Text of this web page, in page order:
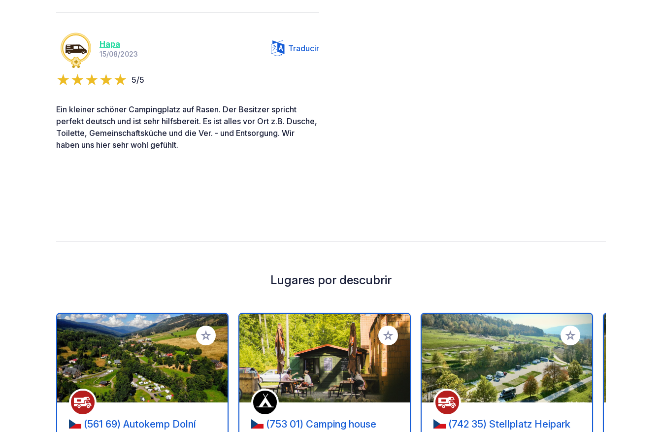
Hapa
15/08/2023
Traducir
5/5
Ein kleiner schöner Campingplatz auf Rasen. Der Besitzer spricht
perfekt deutsch und ist sehr hilfsbereit. Es ist alles vor Ort z.B. Dusche,
Toilette, Gemeinschaftsküche und die Ver. - und Entsorgung. Wir
haben uns hier sehr wohl gefühlt.
Lugares por descubrir
Añadir a tus favoritos
(561 69) Autokemp Dolní
Añadir a tus favoritos
(753 01) Camping house
Añadir a tus favoritos
(742 35) Stellplatz Heipark